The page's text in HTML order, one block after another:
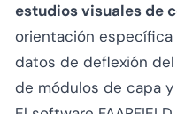
estudios visuales de
orientación
datos de deflexión
de módulos de capa